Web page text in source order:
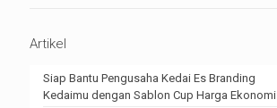
Artikel
Siap Bantu Pengusaha Kedai Es Branding
Kedaimu dengan Sablon Cup Harga